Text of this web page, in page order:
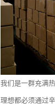
我们是一群充满
理想都必须通过